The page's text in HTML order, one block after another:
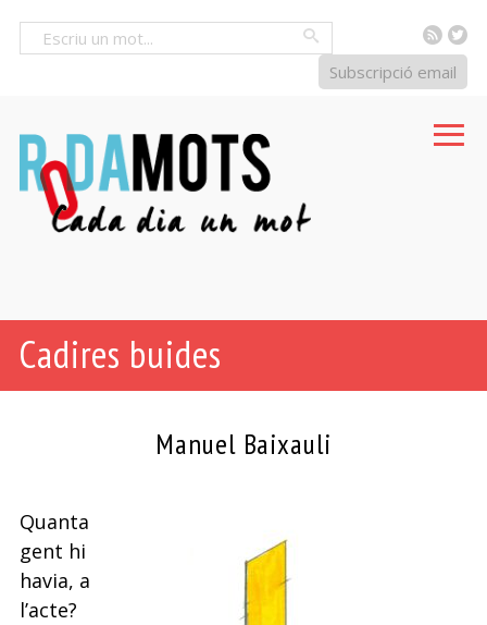
RSS
Subscripció email
Cadires buides
Manuel Baixauli
Quanta
gent hi
havia, a
l’acte?